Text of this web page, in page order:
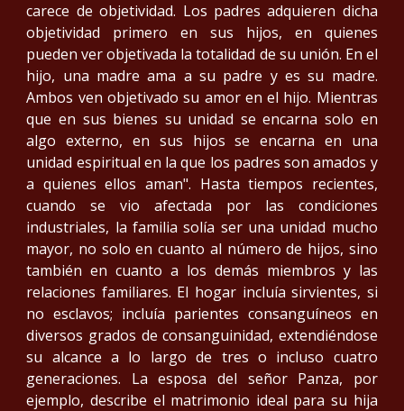
carece de objetividad. Los padres adquieren dicha
objetividad primero en sus hijos, en quienes
pueden ver objetivada la totalidad de su unión. En el
hijo, una madre ama a su padre y es su madre.
Ambos ven objetivado su amor en el hijo. Mientras
que en sus bienes su unidad se encarna solo en
algo externo, en sus hijos se encarna en una
unidad espiritual en la que los padres son amados y
a quienes ellos aman". Hasta tiempos recientes,
cuando se vio afectada por las condiciones
industriales, la familia solía ser una unidad mucho
mayor, no solo en cuanto al número de hijos, sino
también en cuanto a los demás miembros y las
relaciones familiares. El hogar incluía sirvientes, si
no esclavos; incluía parientes consanguíneos en
diversos grados de consanguinidad, extendiéndose
su alcance a lo largo de tres o incluso cuatro
generaciones. La esposa del señor Panza, por
ejemplo, describe el matrimonio ideal para su hija